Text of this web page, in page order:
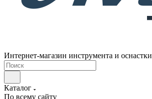
Интернет-магазин инструмента и оснастки
Каталог
По всему сайту